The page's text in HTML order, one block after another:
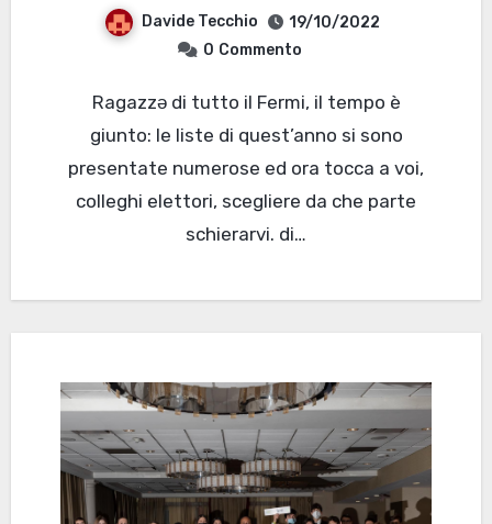
Davide Tecchio
19/10/2022
0 Commento
Ragazzə di tutto il Fermi, il tempo è
giunto: le liste di quest’anno si sono
presentate numerose ed ora tocca a voi,
colleghi elettori, scegliere da che parte
schierarvi. di…